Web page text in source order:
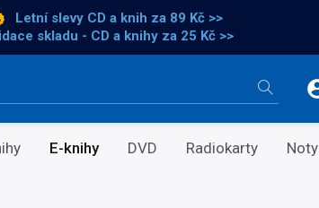
Letní slevy CD a knih za 89 Kč >>
skladu - CD a knihy za 25 Kč >>
E-knihy DVD Radiokarty Noty